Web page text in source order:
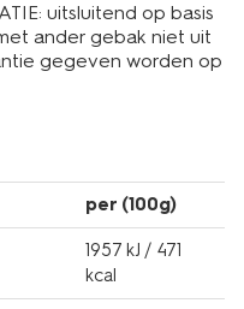
uitsluitend op basis
ander gebak niet uit
gegeven worden op
per (100g)
1957 kJ / 471
kcal